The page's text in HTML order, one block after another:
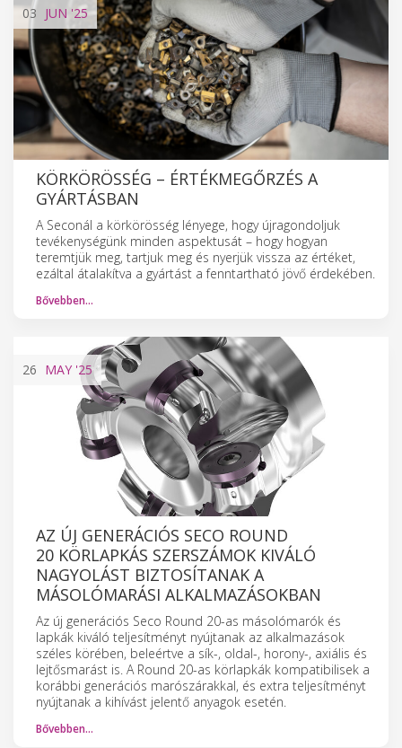
03 JUN '25
KÖRKÖRÖSSÉG – ÉRTÉKMEGŐRZÉS A
GYÁRTÁSBAN
A Seconál a körkörösség lényege, hogy újragondoljuk
tevékenységünk minden aspektusát – hogy hogyan
teremtjük meg, tartjuk meg és nyerjük vissza az értéket,
ezáltal átalakítva a gyártást a fenntartható jövő érdekében.
Bővebben…
26 MAY '25
AZ ÚJ GENERÁCIÓS SECO ROUND
20 KÖRLAPKÁS SZERSZÁMOK KIVÁLÓ
NAGYOLÁST BIZTOSÍTANAK A
MÁSOLÓMARÁSI ALKALMAZÁSOKBAN
Az új generációs Seco Round 20-as másolómarók és
lapkák kiváló teljesítményt nyújtanak az alkalmazások
széles körében, beleértve a sík-, oldal-, horony-, axiális és
lejtősmarást is. A Round 20-as körlapkák kompatibilisek a
korábbi generációs marószárakkal, és extra teljesítményt
nyújtanak a kihívást jelentő anyagok esetén.
Bővebben…